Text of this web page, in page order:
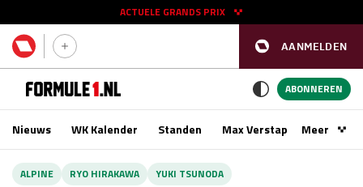
AANMELDEN
ACTUELE GRANDS PRIX
11 - 13 sep
Race
ABONNEREN
Nieuws WK Kalender Standen Max VerstappenMeer
ALPINE RYO HIRAKAWA YUKI TSUNODA